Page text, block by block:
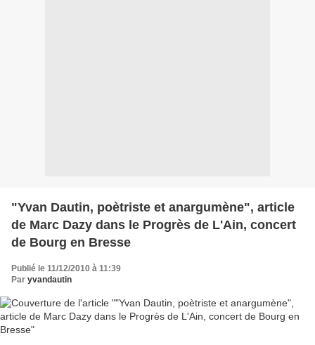
"Yvan Dautin, poètriste et anargumène", article
de Marc Dazy dans le Progrès de L'Ain, concert
de Bourg en Bresse
Publié le 11/12/2010 à 11:39
Par yvandautin